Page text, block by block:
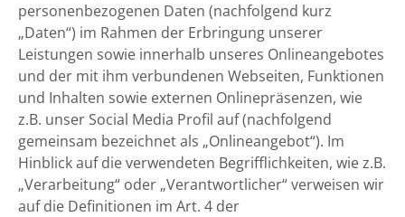
personenbezogenen Daten (nachfolgend kurz
„Daten“) im Rahmen der Erbringung unserer
Leistungen sowie innerhalb unseres Onlineangebotes
und der mit ihm verbundenen Webseiten, Funktionen
und Inhalten sowie externen Onlinepräsenzen, wie
z.B. unser Social Media Profil auf (nachfolgend
gemeinsam bezeichnet als „Onlineangebot“). Im
Hinblick auf die verwendeten Begrifflichkeiten, wie z.B.
„Verarbeitung“ oder „Verantwortlicher“ verweisen wir
auf die Definitionen im Art. 4 der